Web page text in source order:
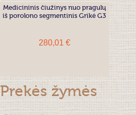
Medicininis čiužinys nuo pragulų
iš porolono segmentinis Grikė G3
280,01 €
Prekės žymės